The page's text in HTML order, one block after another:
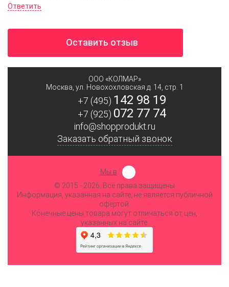
Ответить
Оставить отзыв
ООО «КОЛМАР»
Москва ул. Новохохловская д. 14, стр. 1
+7 (495) 142 98 19
+7 (925) 072 77 74
info@shopprodukt.ru
Заказать обратный звонок
Мы в
© 2015 - 2026. Все права защищены
Информация, указанная на сайте, не является публичной
офертой.
Конечные цены товара могут отличаться от цен,
указанных на сайте.